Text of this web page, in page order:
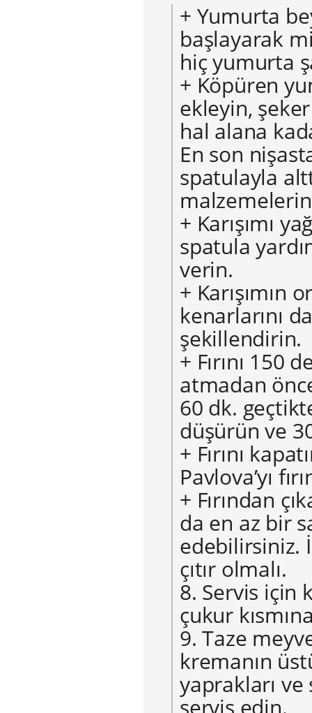
+ Yumurta
başlayarak
hiç yumurta
+ Köpüren
ekleyin,
hal alana
En son
spatulayla
+ Karışımı
spatula
verin.
+ Karışımın
kenarlarını
şekillendirin.
+ Fırını 150
atmadan
60 dk.
düşürün ve
+ Fırını
Pavlova’yı
+ Fırından
da en az bir
edebilirsiniz.
çıtır olmalı.
8. Servis için
çukur
9. Taze
kremanın
yaprakları
servis edin.